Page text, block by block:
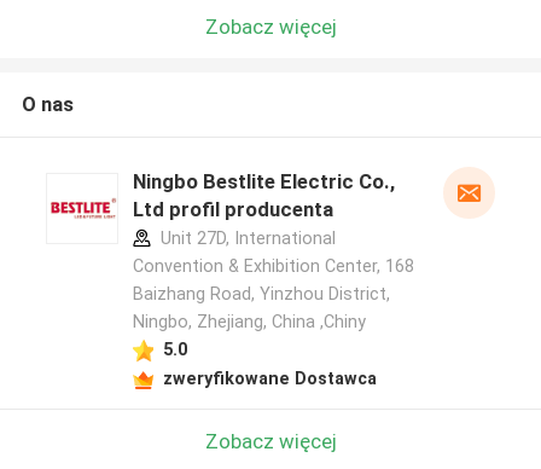
Zobacz więcej
O nas
Ningbo Bestlite Electric Co.,
Ltd profil producenta
Unit 27D, International
Convention & Exhibition Center, 168
Baizhang Road, Yinzhou District,
Ningbo, Zhejiang, China ,Chiny
5.0
zweryfikowane Dostawca
Zobacz więcej